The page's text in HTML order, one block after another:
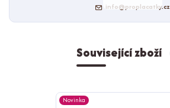
info@proplacatky.cz
Související zboží
Novinka